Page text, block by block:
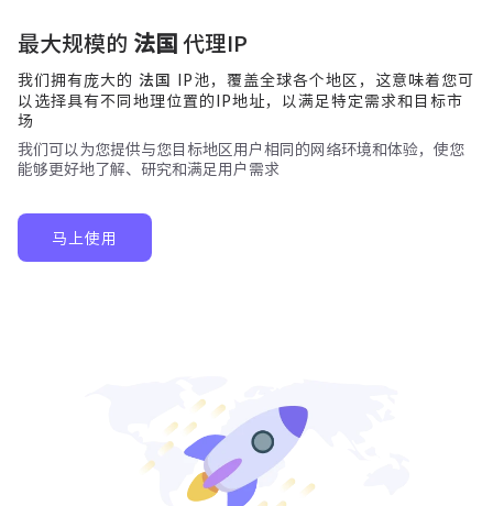
最大规模的 法国 代理IP
我们拥有庞大的 法国
IP池，覆盖全球各个地区，这意味着您可
以选择具有不同地理位置的IP地址，以满足特定需求和目标市
场
我们可以为您提供与您目标地区用户相同的网络环境和体验，使您
能够更好地了解、研究和满足用户需求
马上使用